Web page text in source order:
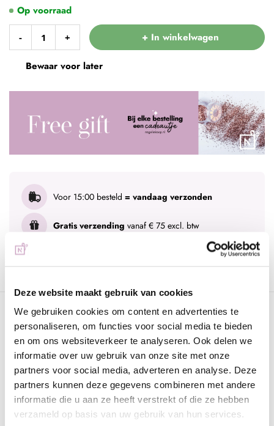
Deze website maakt gebruik van cookies
We gebruiken cookies om content en advertenties te
personaliseren, om functies voor social media te bieden
en om ons websiteverkeer te analyseren. Ook delen we
informatie over uw gebruik van onze site met onze
partners voor social media, adverteren en analyse. Deze
partners kunnen deze gegevens combineren met andere
informatie die u aan ze heeft verstrekt of die ze hebben
verzameld op basis van uw gebruik van hun services.
- + + In winkelwagen
Bewaar voor later
Voor 15:00 besteld = vandaag verzonden
Gratis verzending vanaf € 75 excl. btw
WhatsApp met onze specialisten
Op voorraad
Omschrijving
Urban Nails Opal Cateye | OCA23
Ben jij ook zo'n enorme fan van cateye kleuren? Dan is de
nieuwste Opal Cateye collectie een geweldige aanwinst in je
assortiment aan kleuren. Deze Opal Cateye kleuren hebben een
opaalachtige glans en geven een waanzinnig mooi effect op je
nagels!